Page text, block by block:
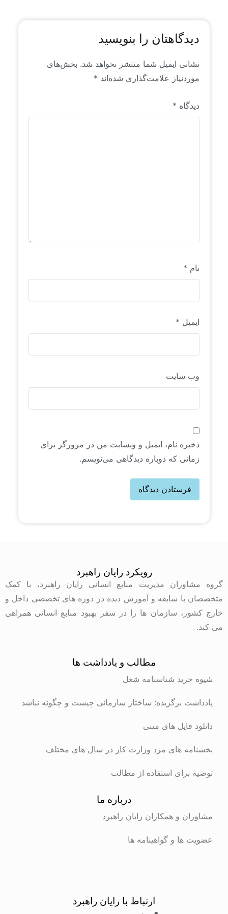
دیدگاهتان را بنویسید
نشانی ایمیل شما منتشر نخواهد شد. بخش‌های
موردنیاز علامت‌گذاری شده‌اند *
دیدگاه *
نام *
ایمیل *
وب‌ سایت
ذخیره نام، ایمیل و وبسایت من در مرورگر برای
زمانی که دوباره دیدگاهی می‌نویسم.
رویکرد رایان راهبرد
گروه مشاوران مدیریت منابع انسانی رایان راهبرد، با کمک
متخصصان با سابقه و آموزش دیده در دوره های تخصصی داخل و
خارج کشور، سازمان ها را در سفر بهبود منابع انسانی همراهی
می کند.
مطالب و یادداشت ها
شیوه خرید شناسنامه شغل
یادداشت برگزیده: ساختار سازمانی چیست و چگونه نباشد
دانلود فایل های متنی
بخشنامه های مزد وزارت کار در سال های مختلف
توصیه برای استفاده از مطالب
درباره ما
مشاوران و همکاران رایان راهبرد
عضویت ها و گواهینامه ها
ارتباط با رایان راهبرد